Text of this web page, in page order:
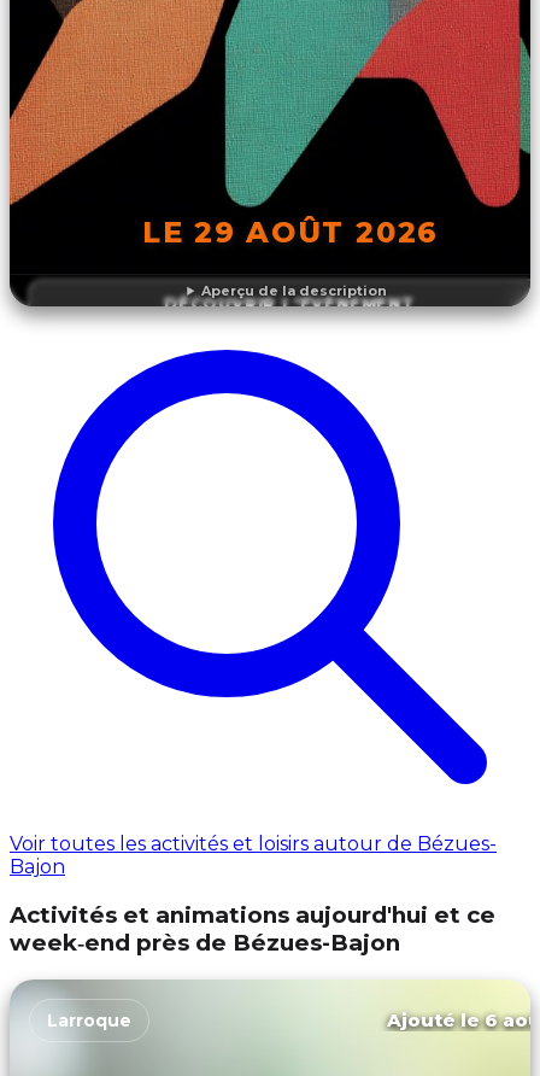
Aperçu de la description
LE 29 AOÛT 2026
DÉCOUVRIR L'ÉVÉNEMENT
Voir toutes les activités et loisirs autour de Bézues-
Bajon
Activités et animations aujourd'hui et ce
week‑end près de Bézues-Bajon
Larroque Ajouté le 6